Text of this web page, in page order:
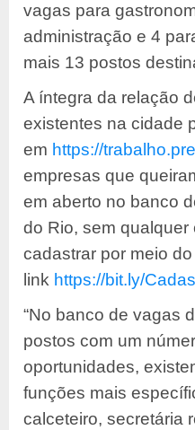
vagas para
administração e 4
mais 13 postos
A íntegra da relação
existentes na cidade
em https://
empresas que
em aberto no banco
do Rio, sem qualquer
cadastrar por meio do
link https://bit.ly/
“No banco de vagas
postos com um
oportunidades,
funções mais
calceteiro, secretária